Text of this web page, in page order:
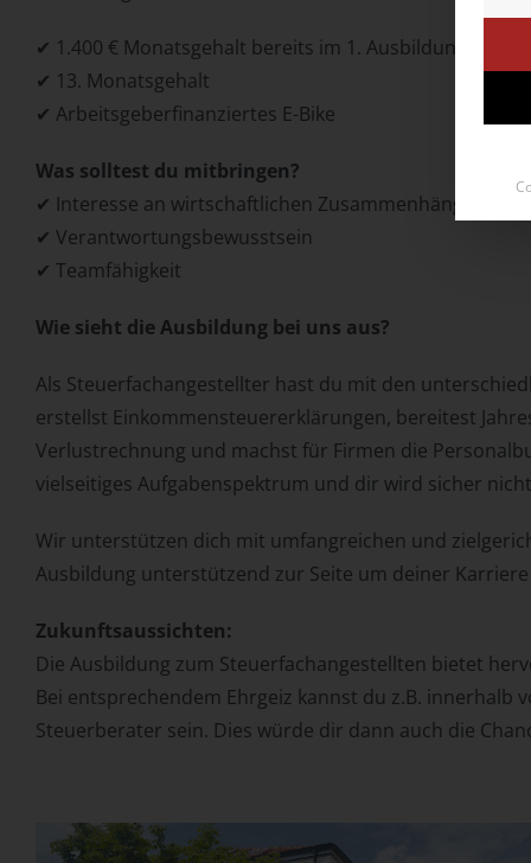
✔ 1.400 € Monatsgehalt bereits im 1. Ausbildungsjahr.
✔ 13. Monatsgehalt
✔ Arbeitsgeberfinanziertes E-Bike
Was solltest du mitbringen?
✔ Interesse an wirtschaftlichen Zusammenhängen
✔ Verantwortungsbewusstsein
✔ Teamfähigkeit
Wie sieht die Ausbildung bei uns aus?
Als Steuerfachangestellter hast du mit den
erstellst Einkommensteuererklärungen, bereitest
Verlustrechnung und machst für Firmen die
vielseitiges Aufgabenspektrum und dir wird sicher
Wir unterstützen dich mit umfangreichen und
Ausbildung unterstützend zur Seite um deiner
Zukunftsaussichten:
Die Ausbildung zum Steuerfachangestellten bietet
Bei entsprechendem Ehrgeiz kannst du z.B. innerhalb
Steuerberater sein. Dies würde dir dann auch die